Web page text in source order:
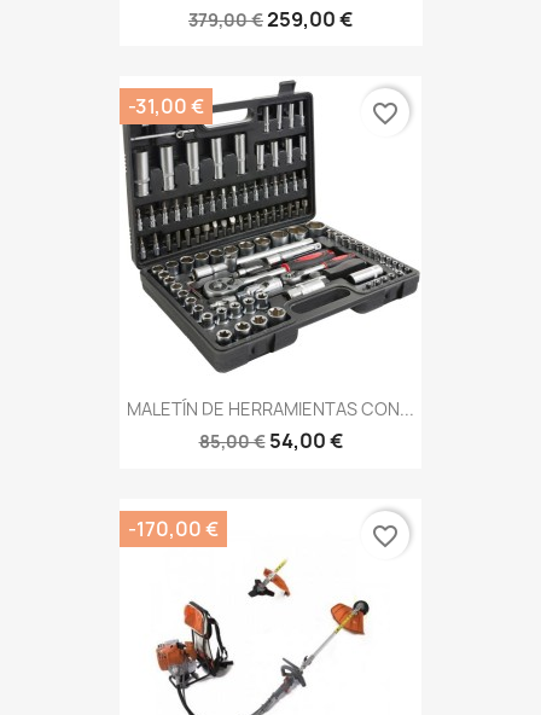
379,00 €259,00 €
MALETÍN DE HERRAMIENTAS CON...
85,00 € 54,00 €
-31,00 € favorite_border
-170,00 € favorite_border